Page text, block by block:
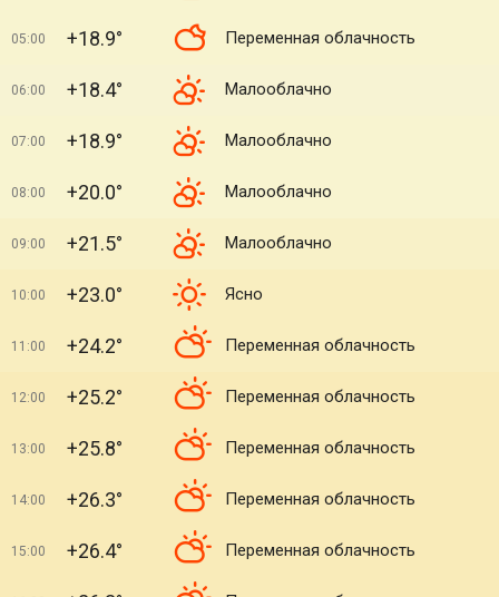
05:00 +18.9° Переменная облачность
06:00 +18.4° Малооблачно
07:00 +18.9° Малооблачно
08:00 +20.0° Малооблачно
09:00 +21.5° Малооблачно
10:00 +23.0° Ясно
11:00 +24.2° Переменная облачность
12:00 +25.2° Переменная облачность
13:00 +25.8° Переменная облачность
14:00 +26.3° Переменная облачность
15:00 +26.4° Переменная облачность